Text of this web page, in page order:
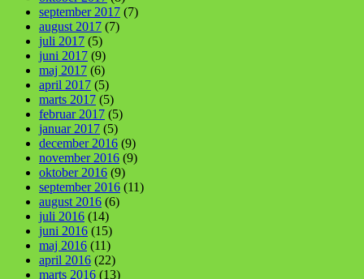
september 2017 (7)
august 2017 (7)
juli 2017 (5)
juni 2017 (9)
maj 2017 (6)
april 2017 (5)
marts 2017 (5)
februar 2017 (5)
januar 2017 (5)
december 2016 (9)
november 2016 (9)
oktober 2016 (9)
september 2016 (11)
august 2016 (6)
juli 2016 (14)
juni 2016 (15)
maj 2016 (11)
april 2016 (22)
marts 2016 (13)